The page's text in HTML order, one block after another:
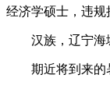
经济学硕士，违规
汉族，辽宁海
期近将到来的暑